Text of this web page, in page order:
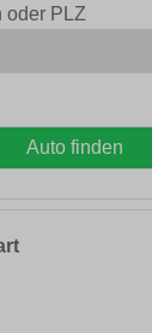
oder PLZ
Auto finden